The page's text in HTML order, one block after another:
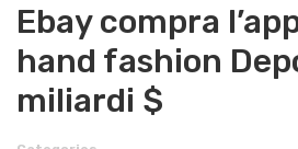
Ebay compra
hand fashion
miliardi $